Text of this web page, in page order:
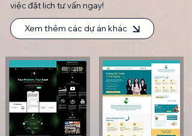
việc đặt lịch tư vấn ngay!
Xem thêm các dự án khác